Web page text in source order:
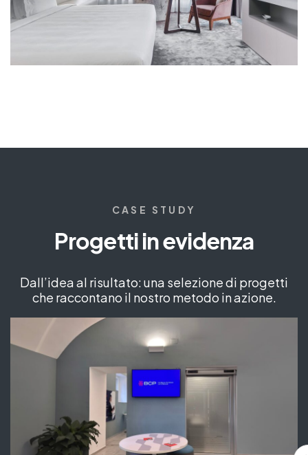
CASE STUDY
Progetti in evidenza​
Dall’idea al risultato: una selezione di progetti
che raccontano il nostro metodo in azione.